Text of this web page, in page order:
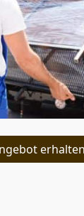
erhalten